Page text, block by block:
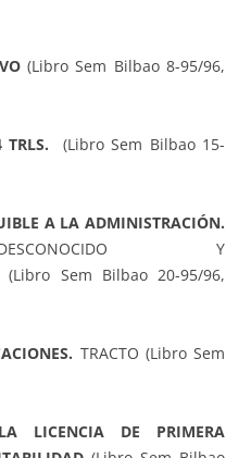
(Libro Sem Bilbao 8-95/96,
TRLS. (Libro Sem Bilbao 15-
A LA ADMINISTRACIÓN.
Y
(Libro Sem Bilbao 20-95/96,
TRACTO (Libro Sem
LICENCIA DE PRIMERA